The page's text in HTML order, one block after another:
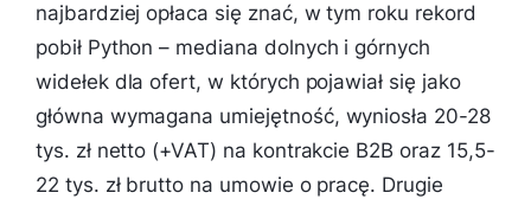
najbardziej opłaca się znać, w tym roku rekord
pobił Python – mediana dolnych i górnych
widełek dla ofert, w których pojawiał się jako
główna wymagana umiejętność, wyniosła 20-28
tys. zł netto (+VAT) na kontrakcie B2B oraz 15,5-
22 tys. zł brutto na umowie o pracę. Drugie